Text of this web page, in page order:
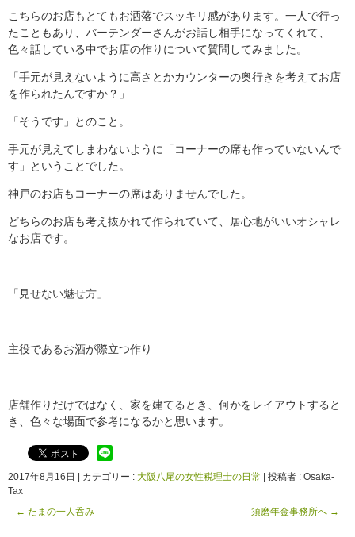
こちらのお店もとてもお洒落でスッキリ感があります。一人で行っ
たこともあり、バーテンダーさんがお話し相手になってくれて、
色々話している中でお店の作りについて質問してみました。
「手元が見えないように高さとかカウンターの奥行きを考えてお店
を作られたんですか？」
「そうです」とのこと。
手元が見えてしまわないように「コーナーの席も作っていないんで
す」ということでした。
神戸のお店もコーナーの席はありませんでした。
どちらのお店も考え抜かれて作られていて、居心地がいいオシャレ
なお店です。
「見せない魅せ方」
主役であるお酒が際立つ作り
店舗作りだけではなく、家を建てるとき、何かをレイアウトすると
き、色々な場面で参考になるかと思います。
2017年8月16日 カテゴリー : 大阪八尾の女性税理士の日常
投稿者 : Osaka-
Tax
← たまの一人呑み 須磨年金事務所へ →